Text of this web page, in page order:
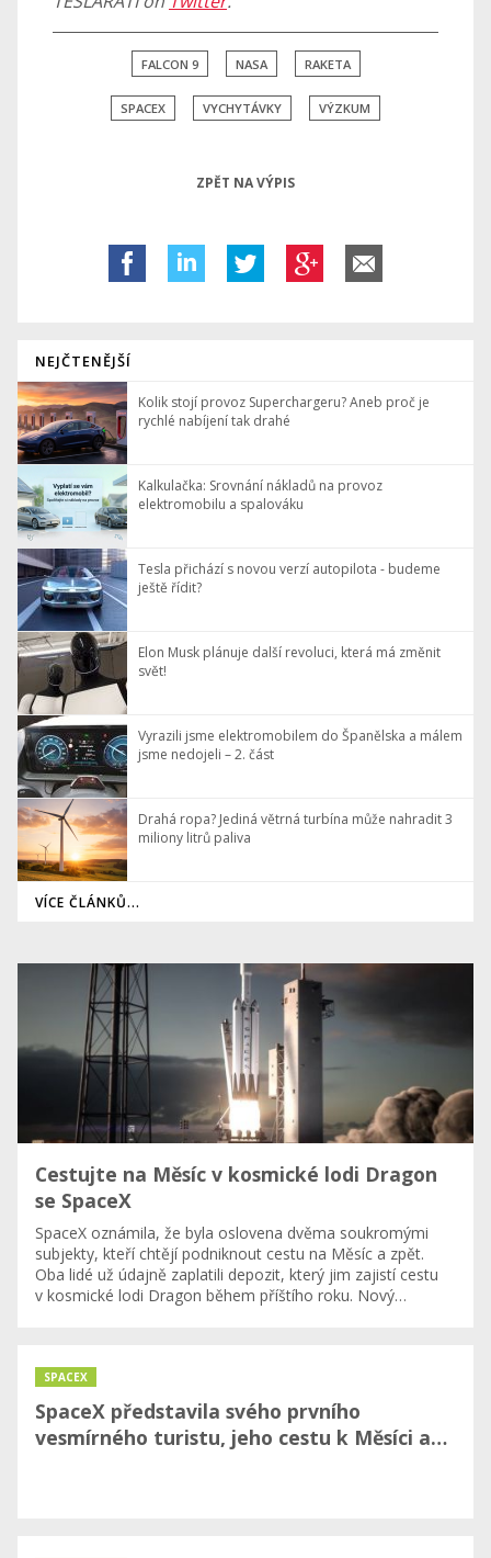
FALCON 9 NASA RAKETA
SPACEX VYCHYTÁVKY VÝZKUM
ZPĚT NA VÝPIS
NEJČTENĚJŠÍ
Kolik stojí provoz Superchargeru? Aneb proč je
rychlé nabíjení tak drahé
Kalkulačka: Srovnání nákladů na provoz
elektromobilu a spalováku
Tesla přichází s novou verzí autopilota - budeme
ještě řídit?
Elon Musk plánuje další revoluci, která má změnit
svět!
Vyrazili jsme elektromobilem do Španělska a málem
jsme nedojeli – 2. část
Drahá ropa? Jediná větrná turbína může nahradit 3
miliony litrů paliva
VÍCE ČLÁNKŮ...
Cestujte na Měsíc v kosmické lodi Dragon
se SpaceX
SpaceX oznámila, že byla oslovena dvěma soukromými
subjekty, kteří chtějí podniknout cestu na Měsíc a zpět.
Oba lidé už údajně zaplatili depozit, který jim zajistí cestu
v kosmické lodi Dragon během příštího roku. Nový…
SpaceX představila svého prvního
vesmírného turistu, jeho cestu k Měsíci a…
SPACEX